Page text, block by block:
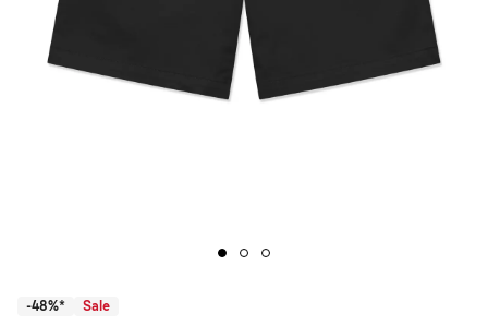
-48%* Sale